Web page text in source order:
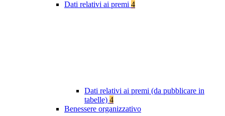
Dati relativi ai premi 4
Dati relativi ai premi (da pubblicare in
tabelle) 4
Benessere organizzativo